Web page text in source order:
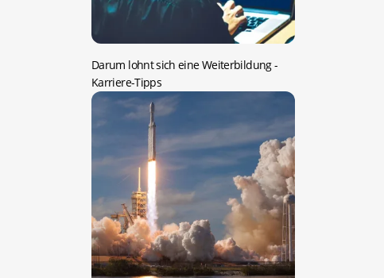
Darum lohnt sich eine Weiterbildung-
Karriere-Tipps